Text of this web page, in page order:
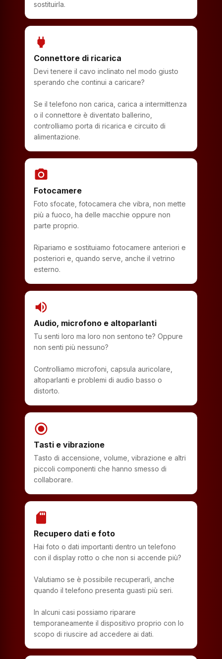
sostituirla.
power
Connettore di ricarica
Devi tenere il cavo inclinato nel modo giusto
sperando che continui a caricare?
Se il telefono non carica, carica a intermittenza
o il connettore è diventato ballerino,
controlliamo porta di ricarica e circuito di
alimentazione.
photo_camera
Fotocamere
Foto sfocate, fotocamera che vibra, non mette
più a fuoco, ha delle macchie oppure non
parte proprio.
Ripariamo e sostituiamo fotocamere anteriori e
posteriori e, quando serve, anche il vetrino
esterno.
volume_up
Audio, microfono e altoparlanti
Tu senti loro ma loro non sentono te? Oppure
non senti più nessuno?
Controlliamo microfoni, capsula auricolare,
altoparlanti e problemi di audio basso o
distorto.
radio_button_checked
Tasti e vibrazione
Tasto di accensione, volume, vibrazione e altri
piccoli componenti che hanno smesso di
collaborare.
sd_storage
Recupero dati e foto
Hai foto o dati importanti dentro un telefono
con il display rotto o che non si accende più?
Valutiamo se è possibile recuperarli, anche
quando il telefono presenta guasti più seri.
In alcuni casi possiamo riparare
temporaneamente il dispositivo proprio con lo
scopo di riuscire ad accedere ai dati.